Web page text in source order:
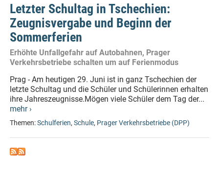
Letzter Schultag in Tschechien:
Zeugnisvergabe und Beginn der
Sommerferien
Erhöhte Unfallgefahr auf Autobahnen, Prager
Verkehrsbetriebe schalten um auf Ferienmodus
Prag - Am heutigen 29. Juni ist in ganz Tschechien der
letzte Schultag und die Schüler und Schülerinnen erhalten
ihre Jahreszeugnisse.Mögen viele Schüler dem Tag der...
mehr ›
Themen:Schulferien, Schule, Prager Verkehrsbetriebe (DPP)